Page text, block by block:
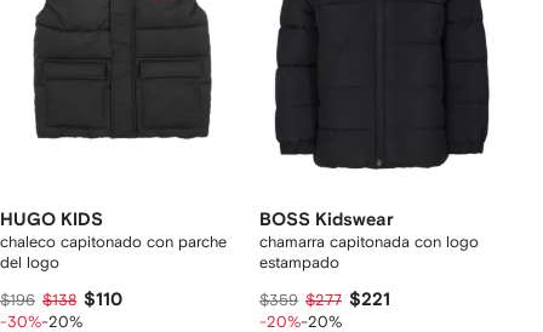
HUGO KIDS
chaleco capitonado con parche
del logo
$196 $138 $110
-30%-20%
BOSS Kidswear
chamarra capitonada con logo
estampado
$359 $277 $221
-20%-20%